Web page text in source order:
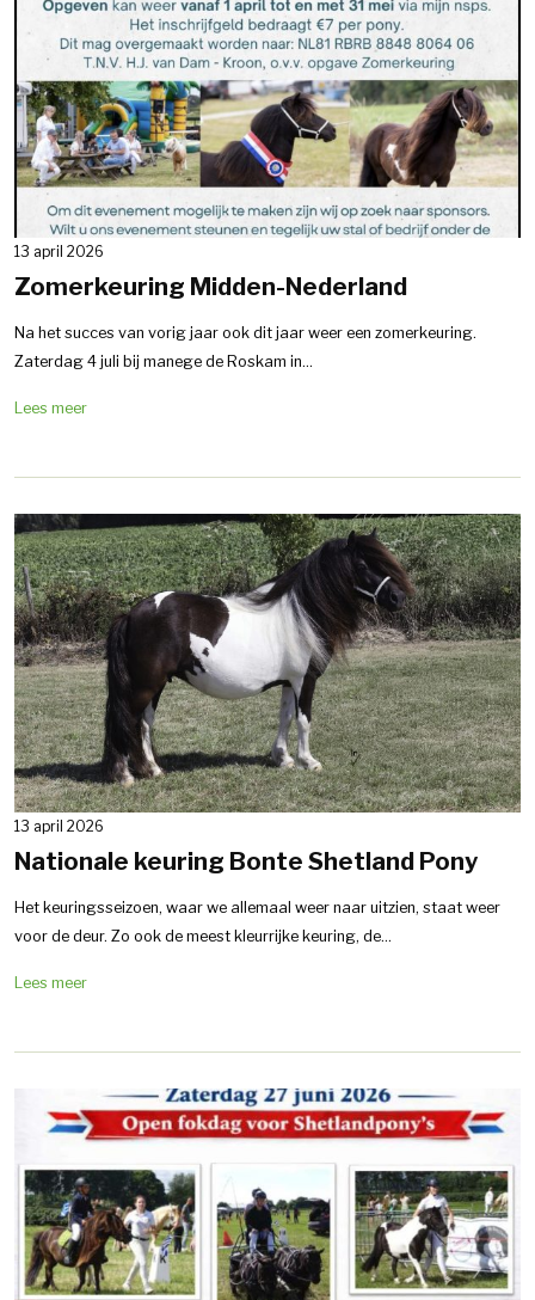
13 april 2026
Zomerkeuring Midden-Nederland
Na het succes van vorig jaar ook dit jaar weer een zomerkeuring.
Zaterdag 4 juli bij manege de Roskam in...
Lees meer
13 april 2026
Nationale keuring Bonte Shetland Pony
Het keuringsseizoen, waar we allemaal weer naar uitzien, staat weer
voor de deur. Zo ook de meest kleurrijke keuring, de...
Lees meer